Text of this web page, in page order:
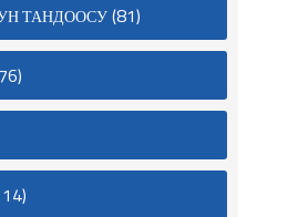
ТАНДООСУ(81)